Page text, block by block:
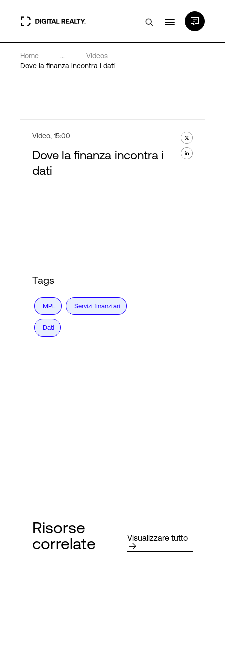
Data center
Competenze e Risorse
Home ...
Videos
Dove la finanza incontra i dati
Video, 15:00
Dove la finanza incontra i
dati
Tags
MPL Servizi finanziari
Dati
Risorse
correlate
Visualizzare tutto